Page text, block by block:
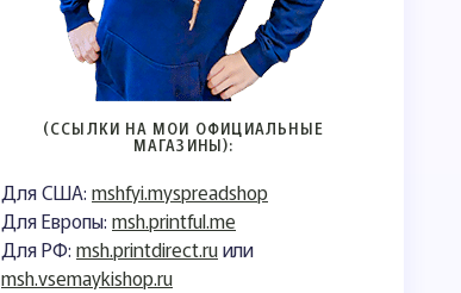
(ССЫЛКИ НА МОИ ОФИЦИАЛЬНЫЕ
МАГАЗИНЫ):
Для США: mshfyi.myspreadshop
Для Европы: msh.printful.me
Для РФ: msh.printdirect.ruили
msh.vsemaykishop.ru